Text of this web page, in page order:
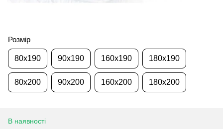
Розмір
80x190 90x190 160x190 180x190
80x200 90x200 160x200 180x200
В наявності